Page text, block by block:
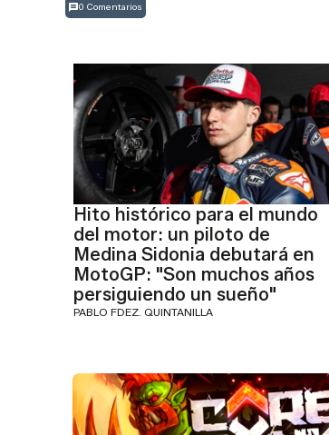
0 Comentarios
Hito histórico para el mundo
del motor: un piloto de
Medina Sidonia debutará en
MotoGP: "Son muchos años
persiguiendo un sueño"
PABLO FDEZ. QUINTANILLA